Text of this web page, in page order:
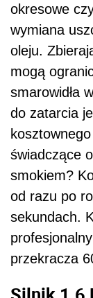
okresowe
wymiana
oleju.
mogą
smarowidła
do zatarcia
świadczące
smokiem?
od razu po
sekundach.
przekracza